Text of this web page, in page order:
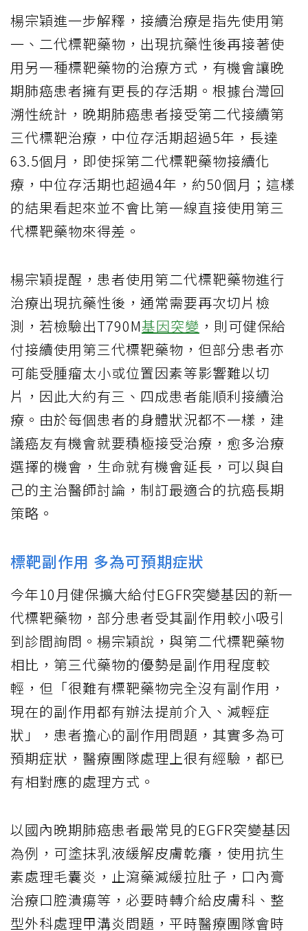
楊宗穎進一步解釋，接續治療是指先使用第
一、二代標靶藥物，出現抗藥性後再接著使
用另一種標靶藥物的治療方式，有機會讓晚
期肺癌患者擁有更長的存活期。根據台灣回
溯性統計，晚期肺癌患者接受第二代接續第
三代標靶治療，中位存活期超過5年，長達
63.5個月，即使採第二代標靶藥物接續化
療，中位存活期也超過4年，約50個月；這樣
的結果看起來並不會比第一線直接使用第三
代標靶藥物來得差。
楊宗穎提醒，患者使用第二代標靶藥物進行
治療出現抗藥性後，通常需要再次切片檢
測，若檢驗出T790M基因突變 ，則可健保給
付接續使用第三代標靶藥物，但部分患者亦
可能受腫瘤太小或位置因素等影響難以切
片，因此大約有三、四成患者能順利接續治
療。由於每個患者的身體狀況都不一樣，建
議癌友有機會就要積極接受治療，愈多治療
選擇的機會，生命就有機會延長，可以與自
己的主治醫師討論，制訂最適合的抗癌長期
策略。
標靶副作用 多為可預期症狀
今年10月健保擴大給付EGFR突變基因的新一
代標靶藥物，部分患者受其副作用較小吸引
到診間詢問。楊宗穎說，與第二代標靶藥物
相比，第三代藥物的優勢是副作用程度較
輕，但「很難有標靶藥物完全沒有副作用，
現在的副作用都有辦法提前介入、減輕症
狀」，患者擔心的副作用問題，其實多為可
預期症狀，醫療團隊處理上很有經驗，都已
有相對應的處理方式。
以國內晚期肺癌患者最常見的EGFR突變基因
為例，可塗抹乳液緩解皮膚乾癢，使用抗生
素處理毛囊炎，止瀉藥減緩拉肚子，口內膏
治療口腔潰瘍等，必要時轉介給皮膚科、整
型外科處理甲溝炎問題，平時醫療團隊會時